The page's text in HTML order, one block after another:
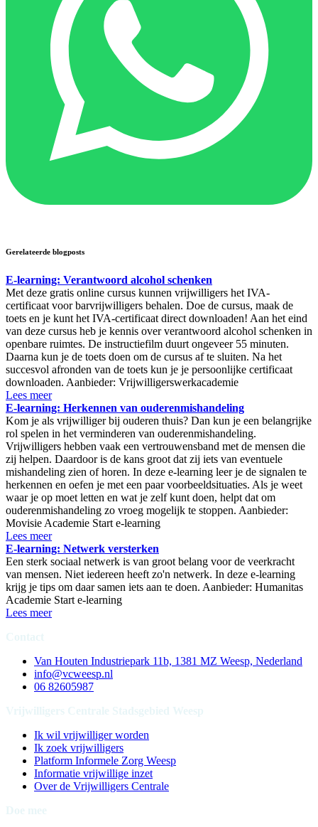
Gerelateerde blogposts
E-learning: Verantwoord alcohol schenken
Met deze gratis online cursus kunnen vrijwilligers het IVA-
certificaat voor barvrijwilligers behalen. Doe de cursus, maak de
toets en je kunt het IVA-certificaat direct downloaden! Aan het eind
van deze cursus heb je kennis over verantwoord alcohol schenken in
openbare ruimtes. De instructiefilm duurt ongeveer 55 minuten.
Daarna kun je de toets doen om de cursus af te sluiten. Na het
succesvol afronden van de toets kun je je persoonlijke certificaat
downloaden. Aanbieder: Vrijwilligerswerkacademie
Lees meer
E-learning: Herkennen van ouderenmishandeling
Kom je als vrijwilliger bij ouderen thuis? Dan kun je een belangrijke
rol spelen in het verminderen van ouderenmishandeling.
Vrijwilligers hebben vaak een vertrouwensband met de mensen die
zij helpen. Daardoor is de kans groot dat zij iets van eventuele
mishandeling zien of horen. In deze e-learning leer je de signalen te
herkennen en oefen je met een paar voorbeeldsituaties. Als je weet
waar je op moet letten en wat je zelf kunt doen, helpt dat om
ouderenmishandeling zo vroeg mogelijk te stoppen. Aanbieder:
Movisie Academie Start e-learning
Lees meer
E-learning: Netwerk versterken
Een sterk sociaal netwerk is van groot belang voor de veerkracht
van mensen. Niet iedereen heeft zo'n netwerk. In deze e-learning
krijg je tips om daar samen iets aan te doen. Aanbieder: Humanitas
Academie Start e-learning
Lees meer
Van Houten Industriepark 11b, 1381 MZ Weesp, Nederland
info@vcweesp.nl
06 82605987
Ik wil vrijwilliger worden
Ik zoek vrijwilligers
Platform Informele Zorg Weesp
Informatie vrijwillige inzet
Over de Vrijwilligers Centrale